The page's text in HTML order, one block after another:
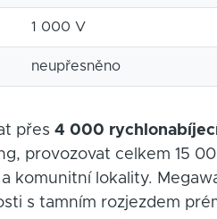
1 000 V
neupřesněno
přes4 000
provozovat celkem 15
komunitní lokality.
s tamním rozjezdem